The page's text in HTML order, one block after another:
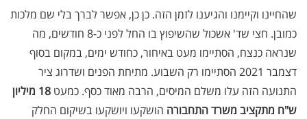
שהחיינו וקיימנו והגיענו לזמן הזה. כן כן, אפשר לברך בלי שם מלכות
כמובן. חצי שד' אשכול שהשיפוץ בו החל לפני כ-8 חודשים, מה
שנראה כנצח, הסתיימו מעט באיחור, כחודש ימים, במקום בסוף
דצמבר 2021 הסתיימו רק השבוע. מתיחת הפנים ושדרוג ציר
התנועה הזה עלו משלם המיסים, הרבה מאוד כסף. כמעט
18 מיליון
ש"ח מתקציב משרד התחבורה הושקעו ויושקעו בשיקום החלק